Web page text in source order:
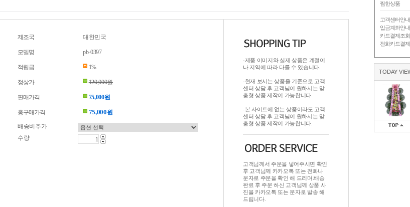
찜한상품
고객센터안내
입금계좌안내
카드결제조회
전화카드결제
TODAY
제조국 대한민국
모델명 pb-0397
적립금 1%
정상가 120,000원
판매가격 75,000원
총구매가격 75,000원
배송비추가
수량
-제품 이미지와 실제 상품은 계절이
나 지역에 따라 다를 수 있습니다.
-현재 보시는 상품을 기준으로 고객
센터 상담 후 고객님이 원하시는 맞
춤형 상품 제작이 가능합니다.
-본 사이트에 없는 상품이라도 고객
센터 상담 후 고객님이 원하시는 맞
춤형 상품 제작이 가능합니다.
고객님께서 주문을 넣어주시면 확인
후 고객님께 카카오톡 또는 전화나
문자로 주문을 확인 해 드리며.배송
완료 후 주문 하신 고객님께 상품 사
진을 카카오톡 또는 문자로 발송 해
드립니다.